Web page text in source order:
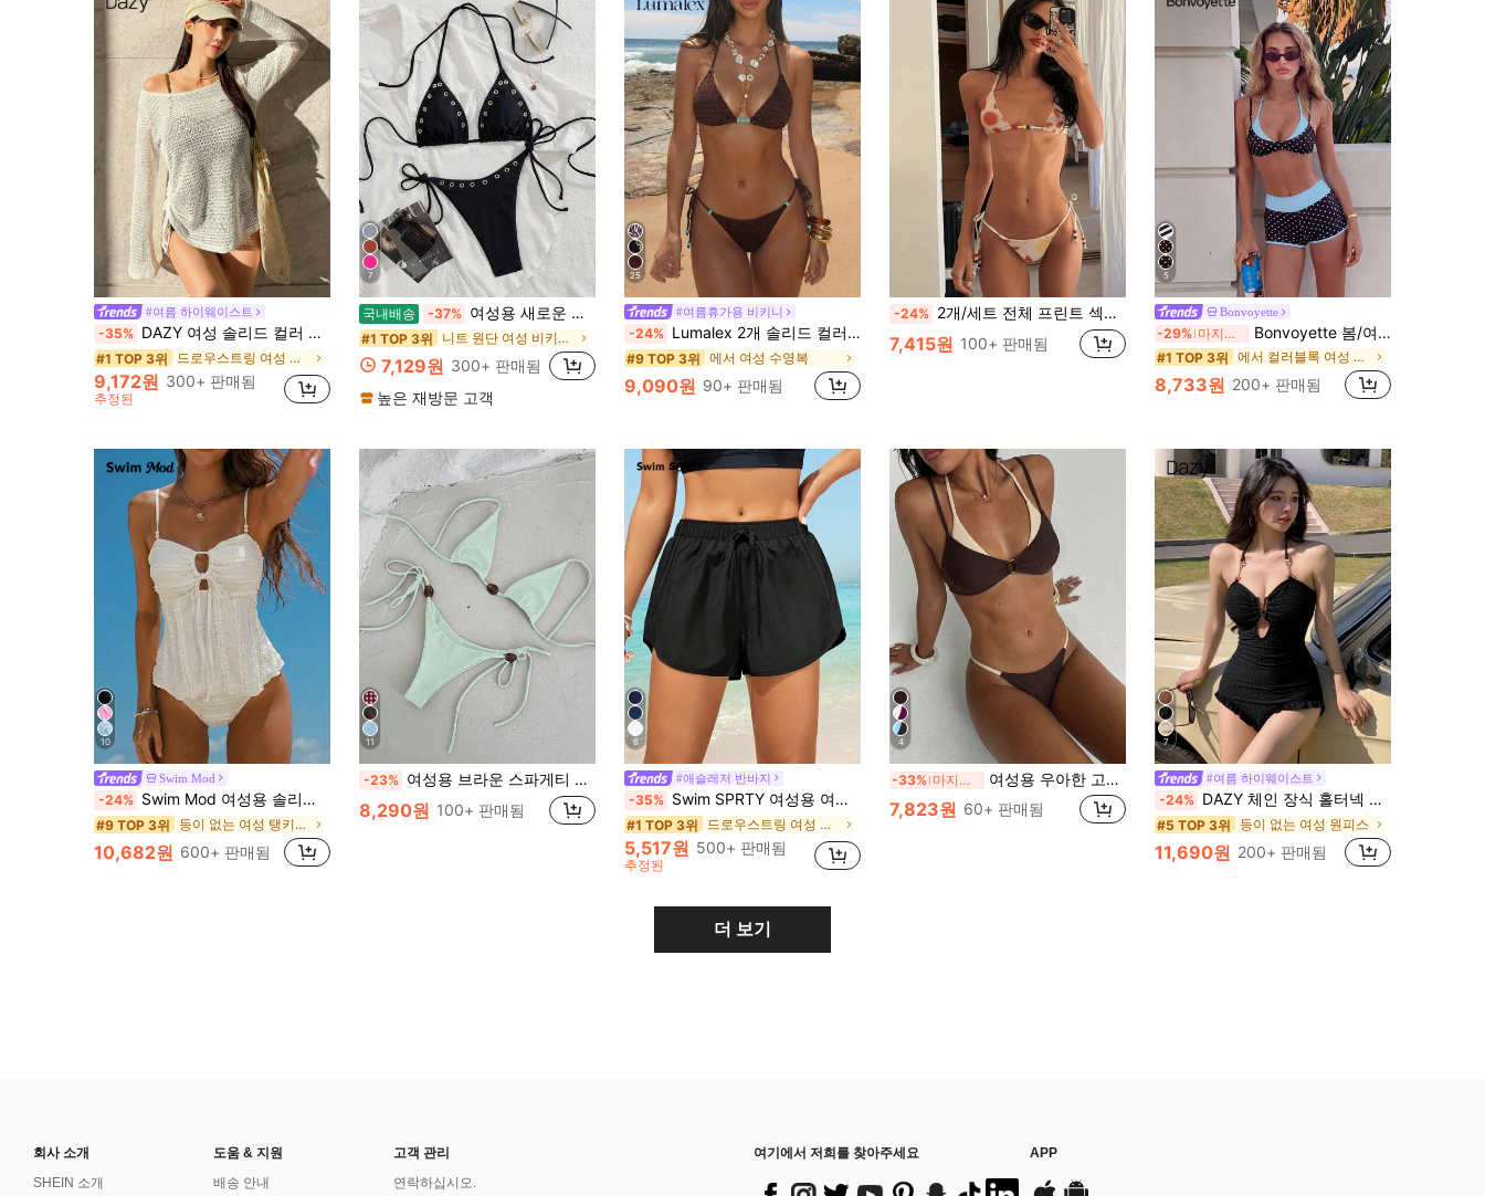
#여름 하이웨이스트
-35% DAZY 여성 솔리드 컬러 라운드 넥 긴팔 캐주얼 커버업 탑, 휴가 및 여름 비치웨어에 적합
#1 TOP 3위 드로우스트링 여성 커버 업
9,172원 300+ 판매됨
추정된
7
국내배송 -37% 여성용 새로운 유럽 & 미국 스타일 비키니 세트 휴가 해변 블랙 여름, 리조트 웨어
#1 TOP 3위 니트 원단 여성 비키니 세트
7,129원 300+ 판매됨
높은 재방문 고객
25
#여름휴가용 비키니
-24% Lumalex 2개 솔리드 컬러 텍스처드 패브릭 홀터넥 삼각 비키니 탑 비즈 장식 및 백 타이, 비즈 로프 끝부분 사이드 타이 비키니 바텀, 패션 섹시 비치 풀 워터 스포츠 여성용 여름 비키니 세트
#9 TOP 3위 에서 여성 수영복
9,090원 90+ 판매됨
-24% 2개/세트 전체 프린트 섹시 백리스 타이업 여성 수영복 비키니, 봄, 여름 휴가철 해변, 리조트, 무대 및 콘서트에 적합
7,415원 100+ 판매됨
5
Bonvoyette
-29% 마지막 3일 Bonvoyette 봄/여름 신상 아메리칸 레트로 핑크 & 블루 카툰 도파민 스타일 재미있는 정어리 프린트 홀터넥 투피스 수영복 세트
#1 TOP 3위 에서 컬러블록 여성 비키니 세트
8,733원 200+ 판매됨
10
Swim Mod
-24% Swim Mod 여성용 솔리드 살구색 텍스처 패브릭 비즈 장식 캐미솔 & 비키니 세트, 여름 해변 & 휴가에 적합
#9 TOP 3위 등이 없는 여성 탱키니스
10,682원 600+ 판매됨
11
-23% 여성용 브라운 스파게티 스트랩 비키니 세트, 비즈 장식, 우아하고 섹시한 캐주얼 수영복, 봄/여름 해변 휴가 및 수영 파티에 적합
8,290원 100+ 판매됨
6
#애슬레저 반바지
-35% Swim SPRTY 여성용 여름 해변 단색 드로스트링 허리 반바지 수영복 하의
#1 TOP 3위 드로우스트링 여성 비키니 하의
5,517원 500+ 판매됨
추정된
4
-33% 마지막 3일 여성용 우아한 고탄력 스파게티 스트랩 비키니 세트 백리스 버클 투톤 수영복 휴가 해변 여름 브라운, 리조트 웨어
7,823원 60+ 판매됨
7
#여름 하이웨이스트
-24% DAZY 체인 장식 홀터넥 원피스 수영복, 여름 해변 여성복, 휴가 크루즈 의상
#5 TOP 3위 등이 없는 여성 원피스
11,690원 200+ 판매됨
더 보기
회사 소개
SHEIN 소개
도움 & 지원
배송 안내
고객 관리
연락하십시오.
여기에서 저희를 찾아주세요 APP